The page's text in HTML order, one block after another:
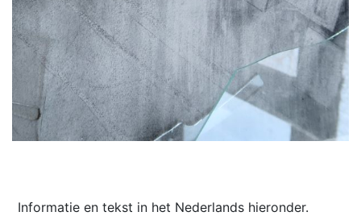
Informatie en tekst in het Nederlands hieronder.